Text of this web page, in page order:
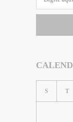
S T